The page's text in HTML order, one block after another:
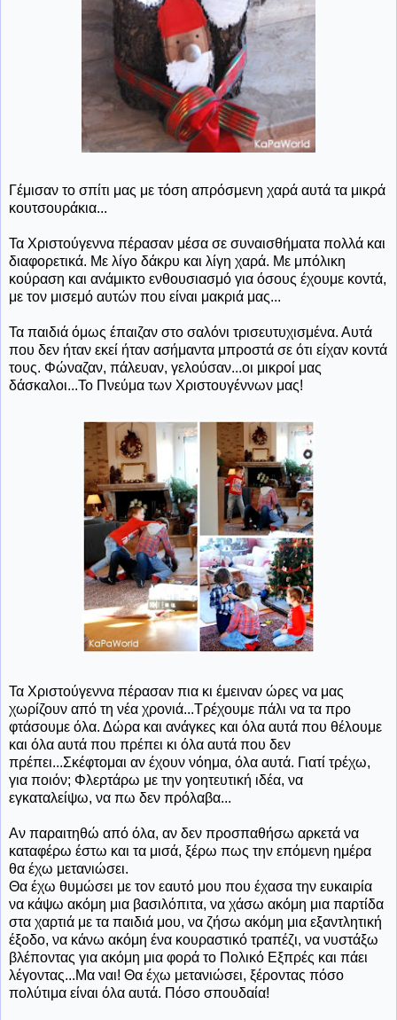
Γέμισαν το σπίτι μας με τόση απρόσμενη χαρά αυτά τα μικρά
κουτσουράκια...
Τα Χριστούγεννα πέρασαν μέσα σε συναισθήματα πολλά και
διαφορετικά. Με λίγο δάκρυ και λίγη χαρά. Με μπόλικη
κούραση και ανάμικτο ενθουσιασμό για όσους έχουμε κοντά,
με τον μισεμό αυτών που είναι μακριά μας...
Τα παιδιά όμως έπαιζαν στο σαλόνι τρισευτυχισμένα. Αυτά
που δεν ήταν εκεί ήταν ασήμαντα μπροστά σε ότι είχαν κοντά
τους. Φώναζαν, πάλευαν, γελούσαν...οι μικροί μας
δάσκαλοι...Το Πνεύμα των Χριστουγέννων μας!
Τα Χριστούγεννα πέρασαν πια κι έμειναν ώρες να μας
χωρίζουν από τη νέα χρονιά...Τρέχουμε πάλι να τα προ
φτάσουμε όλα. Δώρα και ανάγκες και όλα αυτά που θέλουμε
και όλα αυτά που πρέπει κι όλα αυτά που δεν
πρέπει...Σκέφτομαι αν έχουν νόημα, όλα αυτά. Γιατί τρέχω,
για ποιόν; Φλερτάρω με την γοητευτική ιδέα, να
εγκαταλείψω, να πω δεν πρόλαβα...
Αν παραιτηθώ από όλα, αν δεν προσπαθήσω αρκετά να
καταφέρω έστω και τα μισά, ξέρω πως την επόμενη ημέρα
θα έχω μετανιώσει.
Θα έχω θυμώσει με τον εαυτό μου που έχασα την ευκαιρία
να κάψω ακόμη μια βασιλόπιτα, να χάσω ακόμη μια παρτίδα
στα χαρτιά με τα παιδιά μου, να ζήσω ακόμη μια εξαντλητική
έξοδο, να κάνω ακόμη ένα κουραστικό τραπέζι, να νυστάξω
βλέποντας για ακόμη μια φορά το Πολικό Εξπρές και πάει
λέγοντας...Μα ναι! Θα έχω μετανιώσει, ξέροντας πόσο
πολύτιμα είναι όλα αυτά. Πόσο σπουδαία!